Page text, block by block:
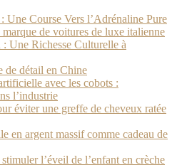
Une Course Vers l’Adrénaline Pure
de voitures de luxe italienne
Une Richesse Culturelle à
de détail en Chine
avec les cobots :
l’industrie
éviter une greffe de cheveux ratée
en argent massif comme cadeau de
l’éveil de l’enfant en crèche